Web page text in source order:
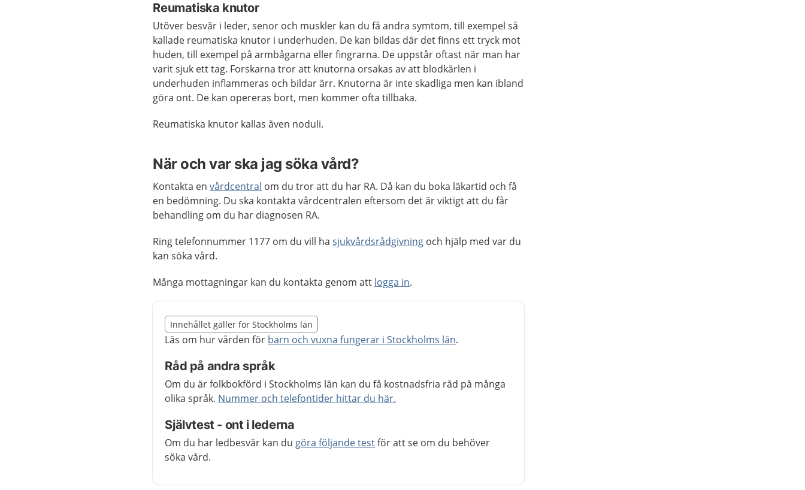
Reumatiska knutor
Utöver besvär i leder, senor och muskler kan du få andra symtom, till exempel så
kallade reumatiska knutor i underhuden. De kan bildas där det finns ett tryck mot
huden, till exempel på armbågarna eller fingrarna. De uppstår oftast när man har
varit sjuk ett tag. Forskarna tror att knutorna orsakas av att blodkärlen i
underhuden inflammeras och bildar ärr. Knutorna är inte skadliga men kan ibland
göra ont. De kan opereras bort, men kommer ofta tillbaka.
Reumatiska knutor kallas även noduli.
När och var ska jag söka vård?
Kontakta envårdcentral om du tror att du har RA. Då kan du boka läkartid och få
en bedömning. Du ska kontakta vårdcentralen eftersom det är viktigt att du får
behandling om du har diagnosen RA.
Ring telefonnummer 1177 om du vill hasjukvårdsrådgivning och hjälp med var du
kan söka vård.
Många mottagningar kan du kontakta genom att logga in.
Nedan innehåll gäller region Stockholms län
Innehållet gäller för Stockholms län
Läs om hur vården för barn och vuxna fungerar i Stockholms län.
Råd på andra språk
Om du är folkbokförd i Stockholms län kan du få kostnadsfria råd på många
olika språk. Nummer och telefontider hittar du här.
Självtest - ont i lederna
Om du har ledbesvär kan du göra följande testför att se om du behöver
söka vård.
Slut på det regionala tillägget från region Stockholms län